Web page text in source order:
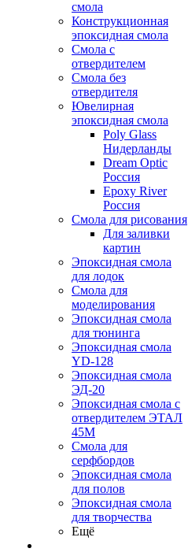
смола
Конструкционная
эпоксидная смола
Смола с
отвердителем
Смола без
отвердителя
Ювелирная
эпоксидная смола
Poly Glass
Нидерланды
Dream Optic
Россия
Epoxy River
Россия
Смола для рисования
Для заливки
картин
Эпоксидная смола
для лодок
Смола для
моделирования
Эпоксидная смола
для тюнинга
Эпоксидная смола
YD-128
Эпоксидная смола
ЭД-20
Эпоксидная смола с
отвердителем ЭТАЛ
45М
Смола для
серфбордов
Эпоксидная смола
для полов
Эпоксидная смола
для творчества
Ещё